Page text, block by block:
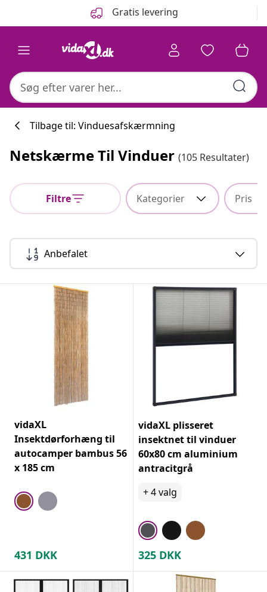
Gratis levering
Tilbage til: Vinduesafskærmning
Netskærme Til Vinduer (105 Resultater)
Filtre Kategorier Pris
Anbefalet
vidaXL
Insektdørforhæng til
autocamper bambus 56
x 185 cm
431 DKK
vidaXL plisseret
insektnet til vinduer
60x80 cm aluminium
antracitgrå
+4valg
325 DKK